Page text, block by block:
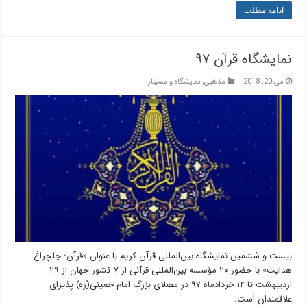
ادامه مطلب
نمایشگاه قرآن ۹۷
می 20, 2018 مذهبی,نمایشگاه و سمینار
بیست و ششمین نمایشگاه بین‌المللی قرآن کریم با عنوان «قرآن؛ چلچراغ
هدایت» با حضور ۲۰ مؤسسه بین‌المللی قرآنی از ۷ کشور جهان از ۲۹
اردیبهشت تا ۱۴ خردادماه ۹۷ در مصلای بزرگ امام خمینی(ره) پذیرای
علاقمندان است.